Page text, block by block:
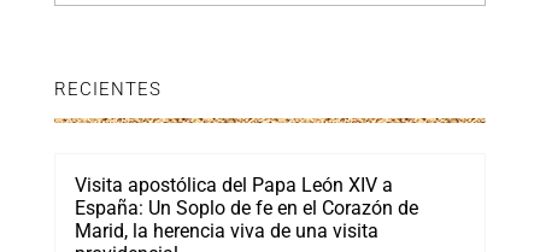
RECIENTES
Visita apostólica del Papa León XIV a
España: Un Soplo de fe en el Corazón de
Marid, la herencia viva de una visita